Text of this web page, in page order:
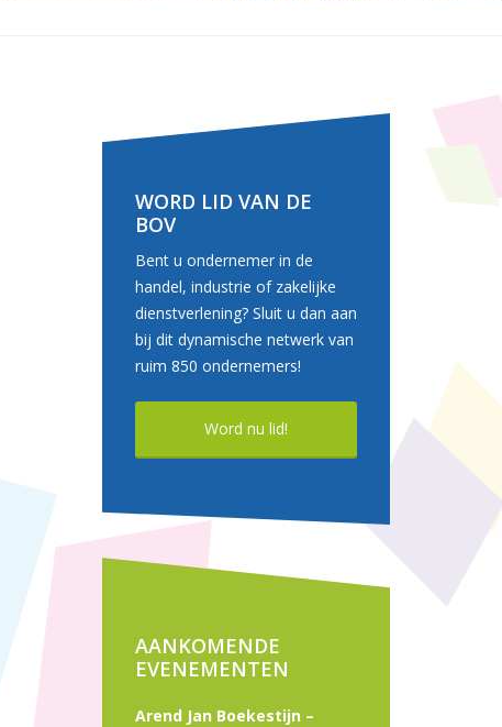
WORD LID VAN DE
BOV
Bent u ondernemer in de
handel, industrie of zakelijke
dienstverlening? Sluit u dan aan
bij dit dynamische netwerk van
ruim 850 ondernemers!
Word nu lid!
AANKOMENDE
EVENEMENTEN
Arend Jan Boekestijn –